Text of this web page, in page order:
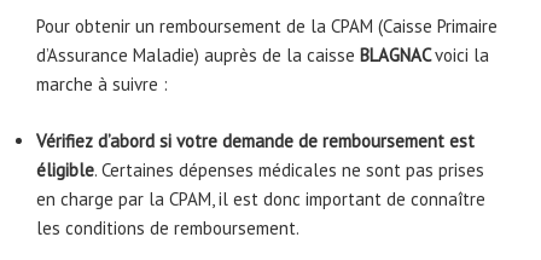
Pour obtenir un remboursement de la CPAM (Caisse Primaire
d’Assurance Maladie) auprès de la caisse BLAGNACvoici la
marche à suivre :
Vérifiez d’abord si votre demande de remboursement est
éligible. Certaines dépenses médicales ne sont pas prises
en charge par la CPAM, il est donc important de connaître
les conditions de remboursement.